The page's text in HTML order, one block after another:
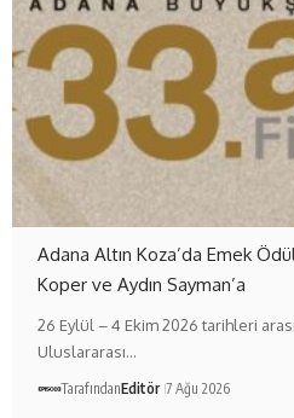
Adana Altın Koza’da Emek
Koper ve Aydın Sayman’a
26 Eylül – 4 Ekim 2026 tarihleri
Uluslararası…
TarafındanEditör 7 Ağu 2026